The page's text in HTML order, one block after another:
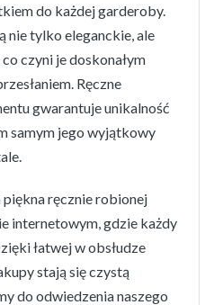
do każdej garderoby.
nie tylko eleganckie, ale
czyni je doskonałym
Ręczne
gwarantuje unikalność
samym jego wyjątkowy
ręcznie robionej
internetowym, gdzie każdy
łatwej w obsłudze
stają się czystą
do odwiedzenia naszego